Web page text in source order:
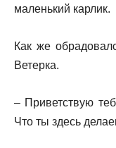
маленький карлик.
Как же
Ветерка.
– Приветствую
Что ты здесь